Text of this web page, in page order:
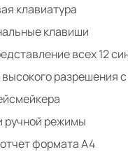
клавиатура
клавиши
всех 12
разрешения
ручной режимы
формата А4